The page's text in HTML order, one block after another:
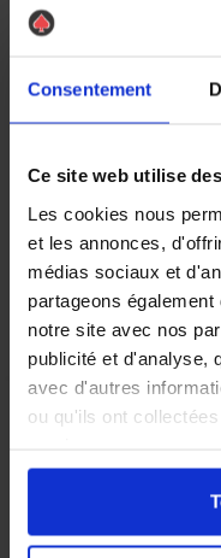
Consentement
Ce site web utilise
Les cookies nous
et les annonces,
médias sociaux et
partageons
notre site avec nos
publicité et d'analyse,
avec d'autres
ou qu'ils ont
Vous réglez votre
Etape 5 :
Vous évaluez la
Vous recevez une
avec
véritable fléau pour les